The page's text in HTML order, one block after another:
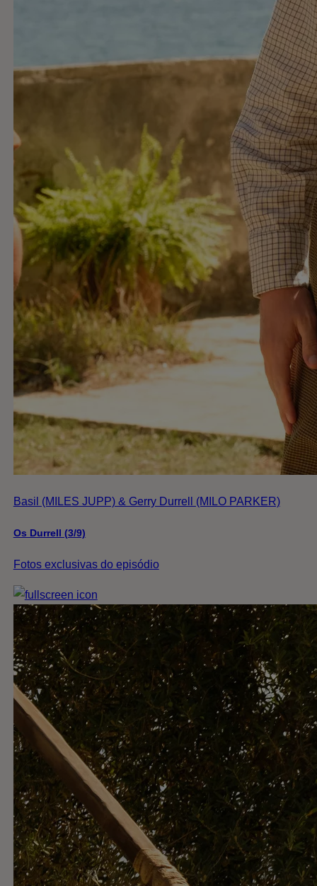
Basil (MILES JUPP) & Gerry Durrell (MILO PARKER)
Os Durrell (3/9)
Fotos exclusivas do episódio